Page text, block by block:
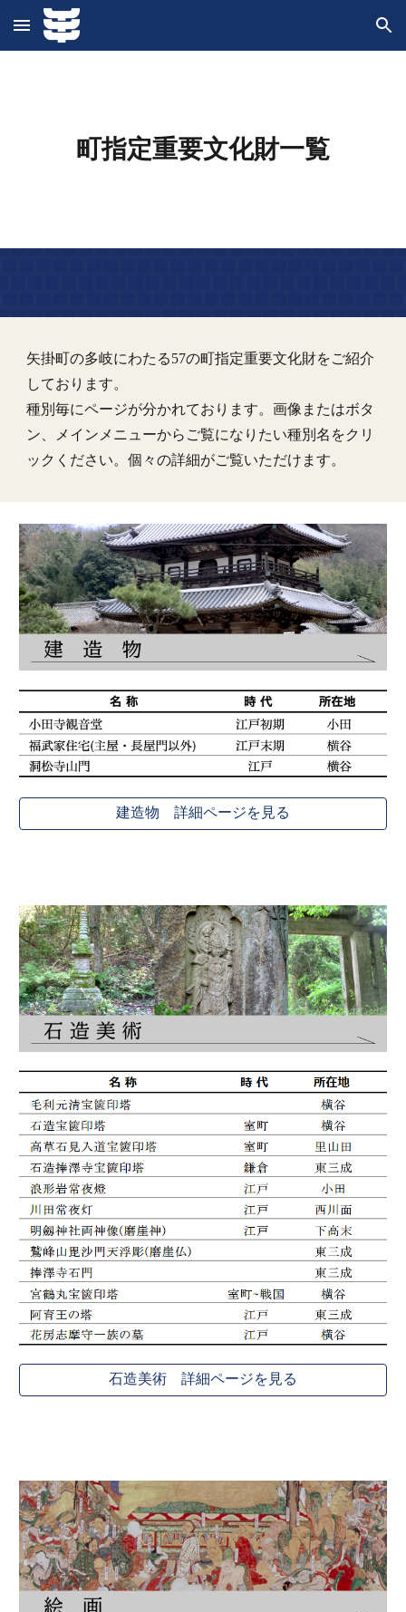
Skip to main content Skip to navigation
町指定重要文化財一覧
矢掛町の多岐にわたる57の町指定重要文化財をご紹介
しております。
種別毎にページが分かれております。画像またはボタ
ン、メインメニューからご覧になりたい種別名をクリ
ックください。個々の詳細がご覧いただけます。
建造物 詳細ページを見る
石造美術 詳細ページを見る